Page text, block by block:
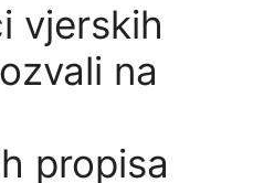
vjerskih
na
propisa